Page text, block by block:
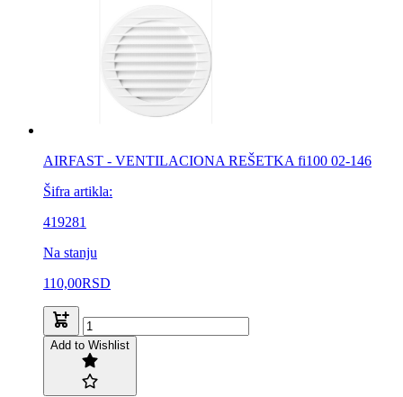
AIRFAST - VENTILACIONA REŠETKA fi100 02-146
Šifra artikla:
419281
Na stanju
110,00RSD
Add to Wishlist